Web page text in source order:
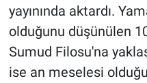
yayınında aktardı.
olduğunu düşünülen
Sumud Filosu'na
ise an meselesi